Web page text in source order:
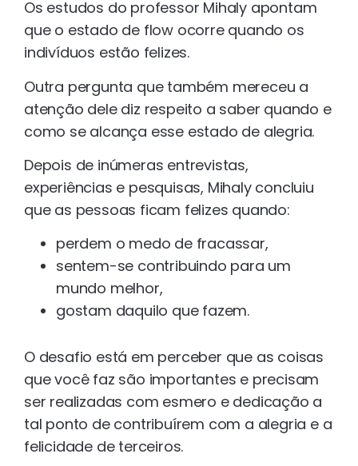
Os estudos do professor Mihaly apontam
que o estado de flow ocorre quando os
indivíduos estão felizes.
Outra pergunta que também mereceu a
atenção dele diz respeito a saber quando e
como se alcança esse estado de alegria.
Depois de inúmeras entrevistas,
experiências e pesquisas, Mihaly concluiu
que as pessoas ficam felizes quando:
perdem o medo de fracassar,
sentem-se contribuindo para um
mundo melhor,
gostam daquilo que fazem.
O desafio está em perceber que as coisas
que você faz são importantes e precisam
ser realizadas com esmero e dedicação a
tal ponto de contribuírem com a alegria e a
felicidade de terceiros.